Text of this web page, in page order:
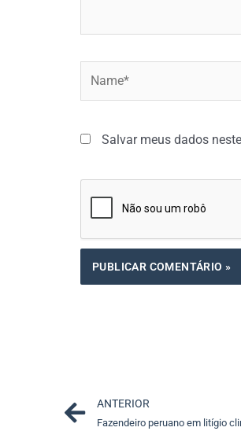
Salvar meus dados
Prev
ANTERIOR
Fazendeiro peruano em litígio